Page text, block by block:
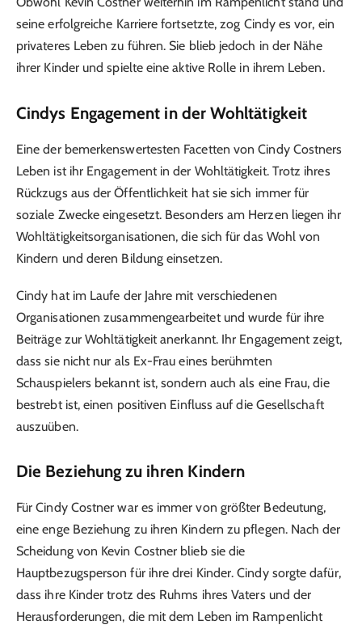
seine erfolgreiche Karriere fortsetzte, zog Cindy es vor, ein
privateres Leben zu führen. Sie blieb jedoch in der Nähe
ihrer Kinder und spielte eine aktive Rolle in ihrem Leben.
Cindys Engagement in der Wohltätigkeit
Eine der bemerkenswertesten Facetten von Cindy Costners
Leben ist ihr Engagement in der Wohltätigkeit. Trotz ihres
Rückzugs aus der Öffentlichkeit hat sie sich immer für
soziale Zwecke eingesetzt. Besonders am Herzen liegen ihr
Wohltätigkeitsorganisationen, die sich für das Wohl von
Kindern und deren Bildung einsetzen.
Cindy hat im Laufe der Jahre mit verschiedenen
Organisationen zusammengearbeitet und wurde für ihre
Beiträge zur Wohltätigkeit anerkannt. Ihr Engagement zeigt,
dass sie nicht nur als Ex-Frau eines berühmten
Schauspielers bekannt ist, sondern auch als eine Frau, die
bestrebt ist, einen positiven Einfluss auf die Gesellschaft
auszuüben.
Die Beziehung zu ihren Kindern
Für Cindy Costner war es immer von größter Bedeutung,
eine enge Beziehung zu ihren Kindern zu pflegen. Nach der
Scheidung von Kevin Costner blieb sie die
Hauptbezugsperson für ihre drei Kinder. Cindy sorgte dafür,
dass ihre Kinder trotz des Ruhms ihres Vaters und der
Herausforderungen, die mit dem Leben im Rampenlicht